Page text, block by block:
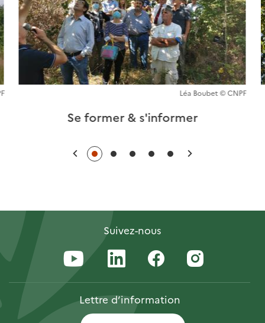
Léa Boubet © CNPF
Se former & s'informer
Suivez-nous
Lettred’information